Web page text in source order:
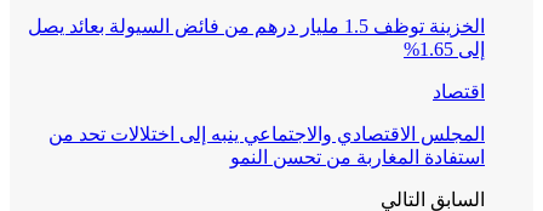
الخزينة توظف 1.5 مليار درهم من فائض السيولة بعائد يصل
إلى 1.65%
اقتصاد
المجلس الاقتصادي والاجتماعي ينبه إلى اختلالات تحد من
استفادة المغاربة من تحسن النمو
السابق التالي